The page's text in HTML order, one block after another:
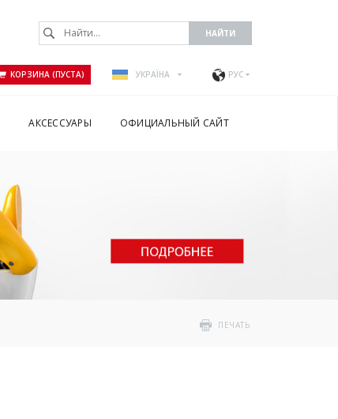
КОРЗИНА (ПУСТА) УКРАЇНА РУС
АКСЕССУАРЫ ОФИЦИАЛЬНЫЙ САЙТ
ПЕЧАТЬ